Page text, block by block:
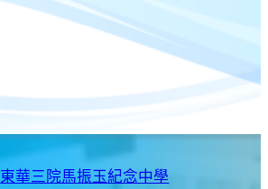
東華三院馬振玉紀念中學